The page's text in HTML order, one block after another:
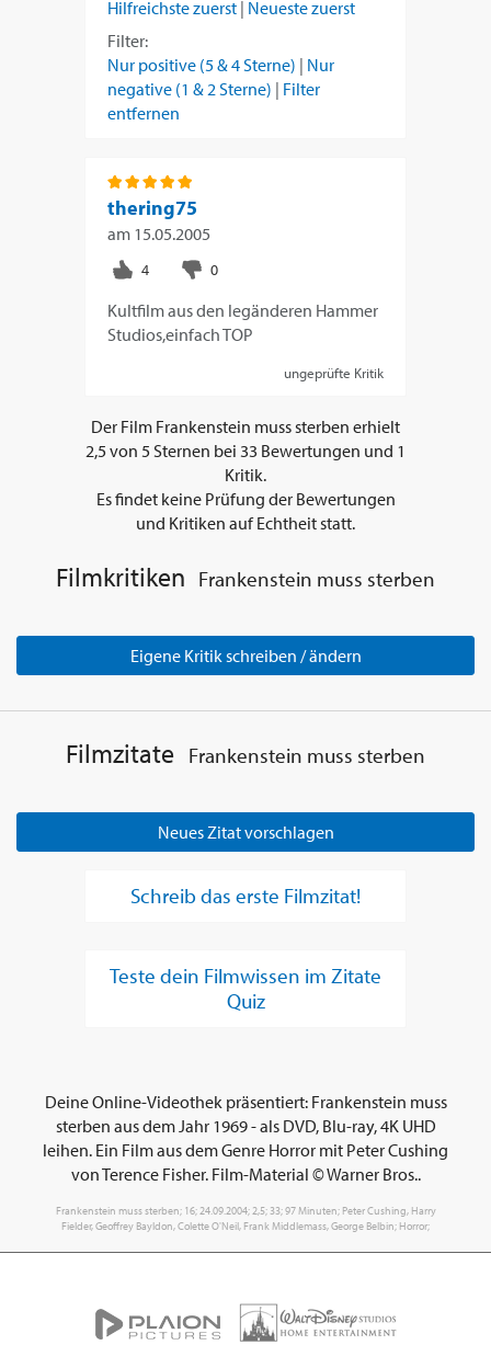
Hilfreichste zuerst | Neueste zuerst
Filter:
Nur positive (5 & 4 Sterne) | Nur
negative (1 & 2 Sterne) | Filter
entfernen
thering75
am 15.05.2005
Kultfilm aus den legänderen Hammer
Studios,einfach TOP
ungeprüfte Kritik
Der Film Frankenstein muss sterben erhielt
2,5von 5Sternen bei 33 Bewertungen und 1
Kritik.
Es findet keine Prüfung der Bewertungen
und Kritiken auf Echtheit statt.
Filmkritiken Frankenstein muss sterben
Eigene Kritik schreiben / ändern
Filmzitate Frankenstein muss sterben
Neues Zitat vorschlagen
Schreib das erste Filmzitat!
Teste dein Filmwissen im Zitate
Quiz
Deine Online-Videothek präsentiert: Frankenstein muss
sterben aus dem Jahr 1969 - als DVD, Blu-ray, 4K UHD
leihen. Ein Film aus dem Genre Horror mit Peter Cushing
von Terence Fisher. Film-Material © Warner Bros..
Frankenstein muss sterben; 16; 24.09.2004; 2,5; 33; 97 Minuten; Peter Cushing, Harry
Fielder, Geoffrey Bayldon, Colette O'Neil, Frank Middlemass, George Belbin; Horror;